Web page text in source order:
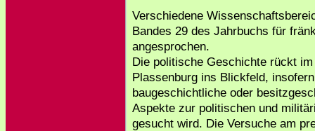
Verschiedene
Bandes 29 des Jahrbuchs für
angesprochen.
Die politische Geschichte rückt
Plassenburg ins Blickfeld,
baugeschichtliche oder
Aspekte zur politischen und
gesucht wird. Die Versuche am